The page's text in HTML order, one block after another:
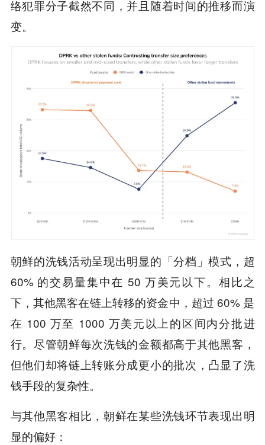
络犯罪分子截然不同，并且随着时间的推移而演
变。
朝鲜的洗钱活动呈现出明显的「分档」模式，超
60% 的交易量集中在 50 万美元以下。相比之
下，其他黑客在链上转移的资金中，超过 60% 是
在 100 万至 1000 万美元以上的区间内分批进
行。尽管朝鲜每次洗钱的金额都高于其他黑客，
但他们却将链上转账分成更小的批次，凸显了洗
钱手段的复杂性。
与其他黑客相比，朝鲜在某些洗钱环节表现出明
显的偏好：